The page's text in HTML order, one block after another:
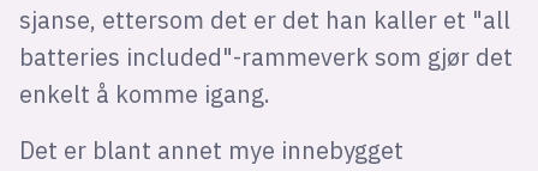
sjanse, ettersom det er det han kaller et "all
batteries included"-rammeverk som gjør det
enkelt å komme igang.
Det er blant annet mye innebygget